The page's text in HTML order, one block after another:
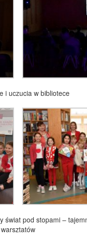
i uczucia w bibliotece
świat pod stopami –
warsztatów